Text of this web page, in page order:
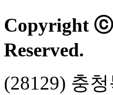
Copyright ⓒ
Reserved.
(28129) 충